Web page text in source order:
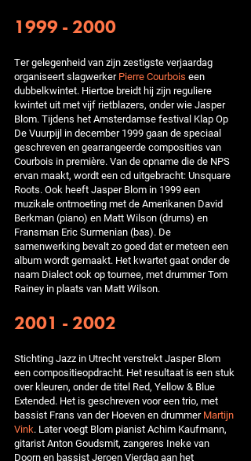
1999 - 2000
Ter gelegenheid van zijn zestigste verjaardag
organiseert slagwerkerPierre Courbois een
dubbelkwintet. Hiertoe breidt hij zijn reguliere
kwintet uit met vijf rietblazers, onder wie Jasper
Blom. Tijdens het Amsterdamse festival Klap Op
De Vuurpijl in december 1999 gaan de speciaal
geschreven en gearrangeerde composities van
Courbois in première. Van de opname die de NPS
ervan maakt, wordt een cd uitgebracht: Unsquare
Roots. Ook heeft Jasper Blom in 1999 een
muzikale ontmoeting met de Amerikanen David
Berkman (piano) en Matt Wilson (drums) en
Fransman Eric Surmenian (bas). De
samenwerking bevalt zo goed dat er meteen een
album wordt gemaakt. Het kwartet gaat onder de
naam Dialect ook op tournee, met drummer Tom
Rainey in plaats van Matt Wilson.
2001 - 2002
Stichting Jazz in Utrecht verstrekt Jasper Blom
een compositieopdracht. Het resultaat is een stuk
over kleuren, onder de titel Red, Yellow & Blue
Extended. Het is geschreven voor een trio, met
bassist Frans van der Hoeven en drummerMartijn
Vink. Later voegt Blom pianist Achim Kaufmann,
gitarist Anton Goudsmit, zangeres Ineke van
Doorn en bassist Jeroen Vierdag aan het